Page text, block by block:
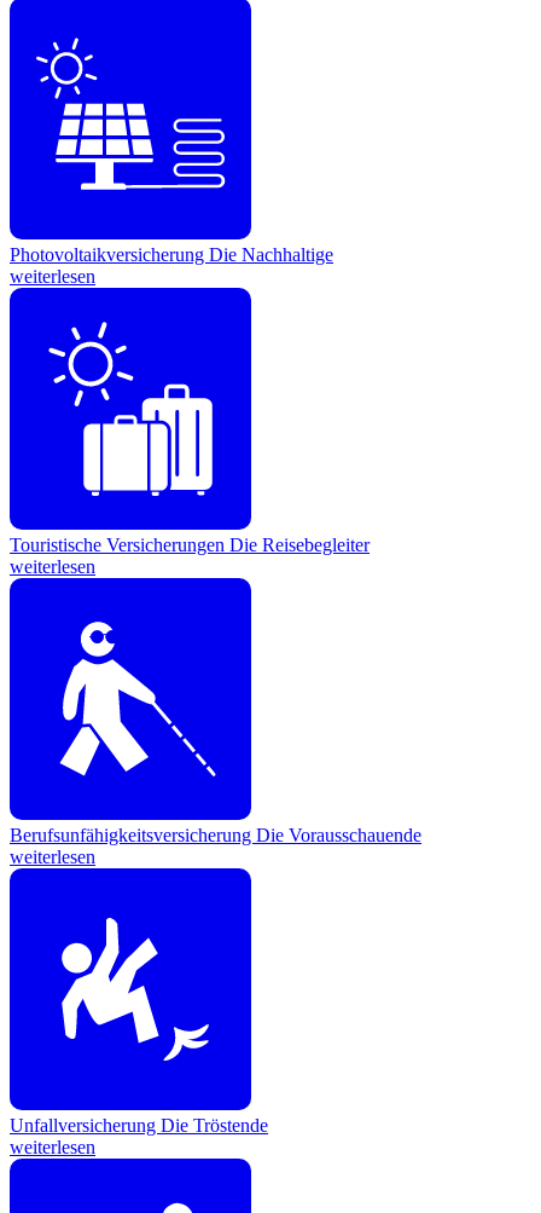
Photovoltaikversicherung Die Nachhaltige
weiterlesen
Touristische Versicherungen Die Reisebegleiter
weiterlesen
Berufsunfähigkeitsversicherung Die Vorausschauende
weiterlesen
Unfallversicherung Die Tröstende
weiterlesen